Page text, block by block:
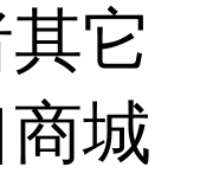
它
城